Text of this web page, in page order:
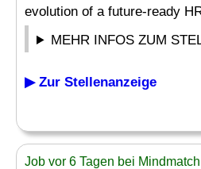
evolution of a future-ready
MEHR INFOS ZUM
▶ Zur Stellenanzeige
Job vor 6 Tagen bei